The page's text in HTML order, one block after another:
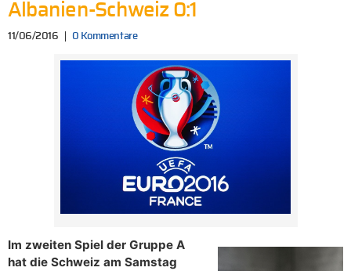
Albanien-Schweiz 0:1
11/06/2016 0 Kommentare
Im zweiten Spiel der Gruppe A
hat die Schweiz am Samstag